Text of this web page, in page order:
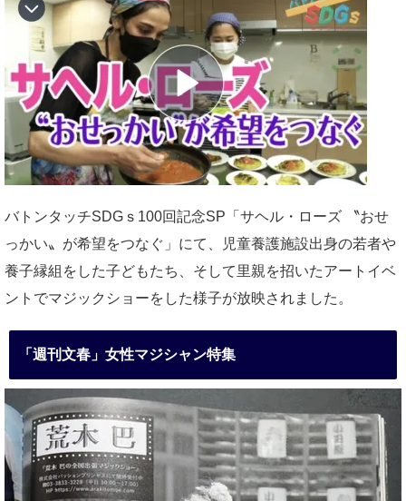
バトンタッチSDGｓ100回記念SP「サヘル・ローズ 〝おせ
っかい〟が希望をつなぐ」にて、児童養護施設出身の若者や
養子縁組をした子どもたち、そして里親を招いたアートイベ
ントでマジックショーをした様子が放映されました。
「週刊文春」女性マジシャン特集